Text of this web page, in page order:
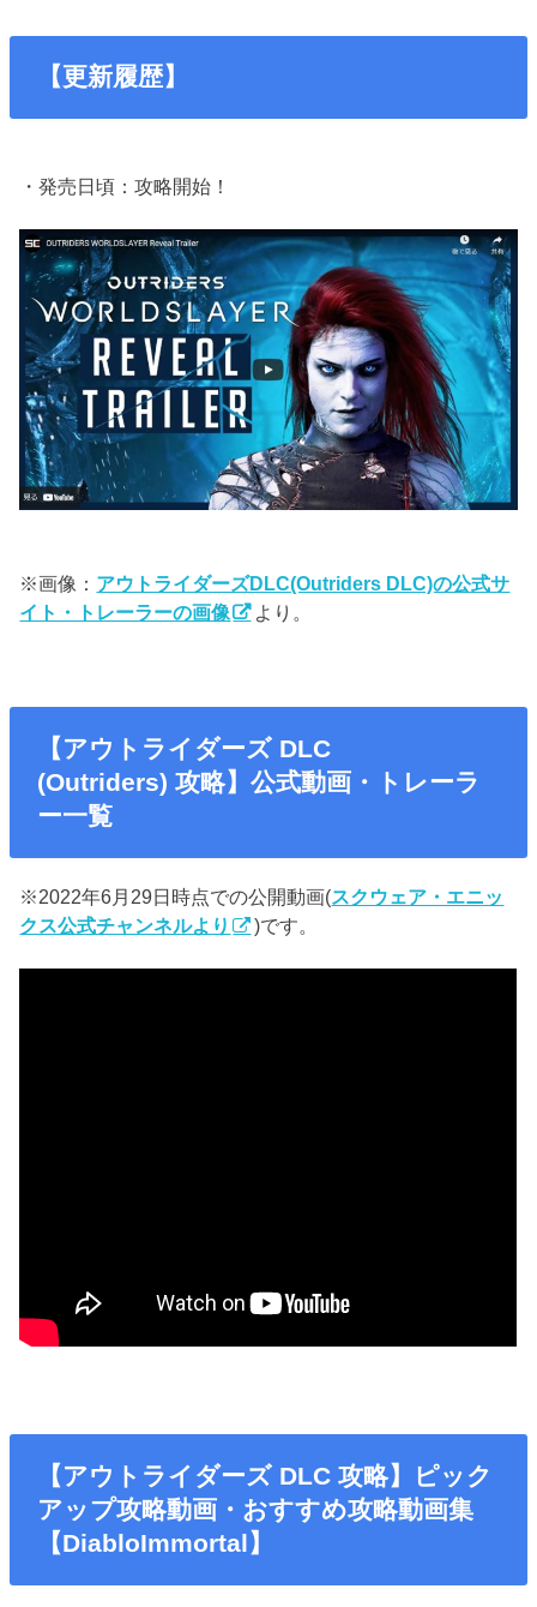
【更新履歴】
・発売日頃：攻略開始！
※画像： アウトライダーズDLC(Outriders DLC)の公式サ
イト・トレーラーの画像
より。
【アウトライダーズ DLC
(Outriders) 攻略】公式動画・トレーラ
ー一覧
※2022年6月29日時点での公開動画(スクウェア・エニッ
クス公式チャンネルより
)です。
【アウトライダーズ DLC 攻略】ピック
アップ攻略動画・おすすめ攻略動画集
【DiabloImmortal】